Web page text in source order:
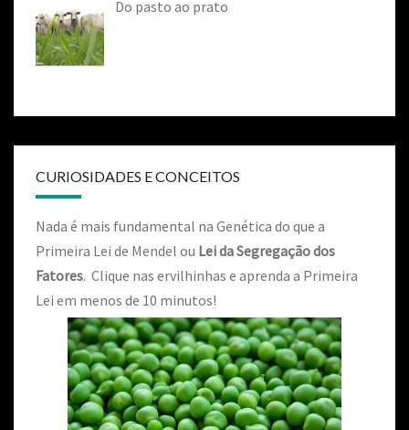
Do pasto ao prato
CURIOSIDADES E CONCEITOS
Nada é mais fundamental na Genética do que a
Primeira Lei de Mendel ou Lei da Segregação dos
Fatores. Clique nas ervilhinhas e aprenda a Primeira
Lei em menos de 10 minutos!